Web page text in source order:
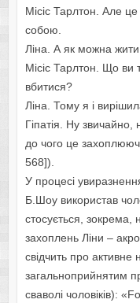
Місіс Тарлтон. Але
собою.
Ліна. А як можна
Місіс Тарлтон. Що ви
вбитися?
Ліна. Тому я і
Гіпатія. Ну
до чого це
568]).
У процесі
Б.Шоу використав
стосується,
захоплень Ліни –
свідчить про
загальноприйнятим
сваволі чоловіків):